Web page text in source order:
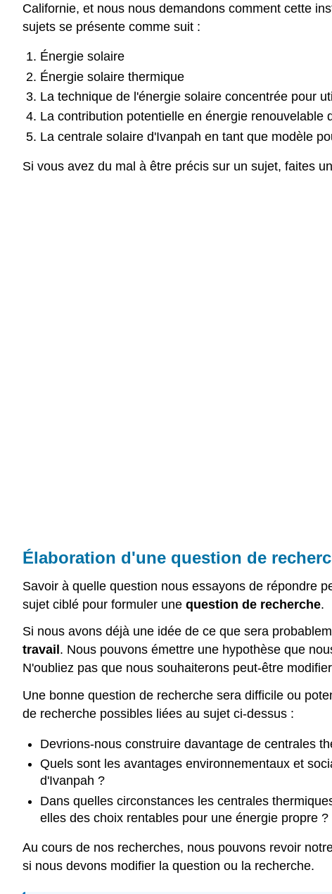
Californie, et nous nous demandons comment cette
sujets se présente comme suit :
Énergie solaire
Énergie solaire thermique
La technique de l'énergie solaire concentrée pour
La contribution potentielle en énergie
La centrale solaire d'Ivanpah en tant que modèle
Si vous avez du mal à être précis sur un sujet, faites
Élaboration d'une question de
Savoir à quelle question nous essayons de répondre
sujet ciblé pour formuler une question de recherche.
Si nous avons déjà une idée de ce que sera
travail . Nous pouvons émettre une hypothèse que
N'oubliez pas que nous souhaiterons peut-être
Une bonne question de recherche sera difficile ou
de recherche possibles liées au sujet ci-dessus :
Devrions-nous construire davantage de centrales
Quels sont les avantages environnementaux et
d'Ivanpah ?
Dans quelles circonstances les centrales
elles des choix rentables pour une énergie propre ?
Au cours de nos recherches, nous pouvons revoir
si nous devons modifier la question ou la recherche.